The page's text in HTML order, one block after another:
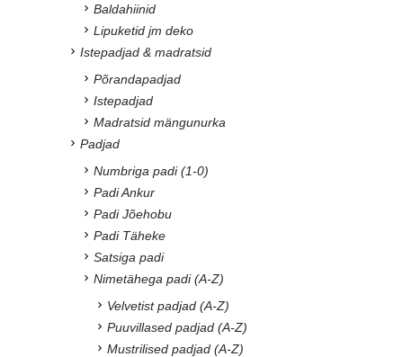
Baldahiinid
Lipuketid jm deko
Istepadjad & madratsid
Põrandapadjad
Istepadjad
Madratsid mängunurka
Padjad
Numbriga padi (1-0)
Padi Ankur
Padi Jõehobu
Padi Täheke
Satsiga padi
Nimetähega padi (A-Z)
Velvetist padjad (A-Z)
Puuvillased padjad (A-Z)
Mustrilised padjad (A-Z)